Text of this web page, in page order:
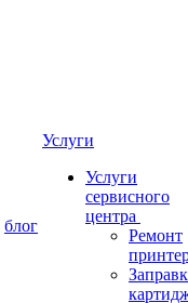
блог
Услуги
Услуги
сервисного
центра
Ремонт